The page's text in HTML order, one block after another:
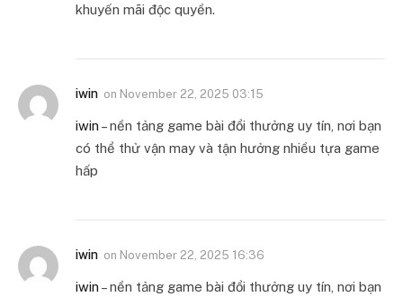
khuyến mãi độc quyền.
iwin on November 22, 2025 03:15
iwin – nền tảng game bài đổi thưởng uy tín, nơi bạn
có thể thử vận may và tận hưởng nhiều tựa game
hấp
iwin on November 22, 2025 16:36
iwin – nền tảng game bài đổi thưởng uy tín, nơi bạn